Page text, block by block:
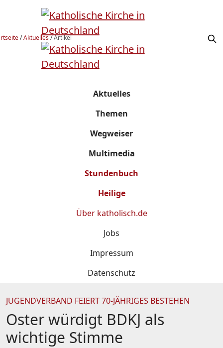
/Aktuelles/Artikel
Aktuelles
Themen
Wegweiser
Multimedia
Stundenbuch
Heilige
Über katholisch.de
Jobs
Impressum
Datenschutz
JUGENDVERBAND FEIERT 70-JÄHRIGES BESTEHEN
Oster würdigt BDKJ als
wichtige Stimme